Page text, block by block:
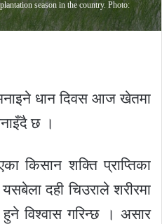
season in the country. Photo:
धान दिवस आज खेतमा
छ ।
किसान शक्ति प्राप्तिका
दही चिउराले शरीरमा
विश्वास गरिन्छ । असार